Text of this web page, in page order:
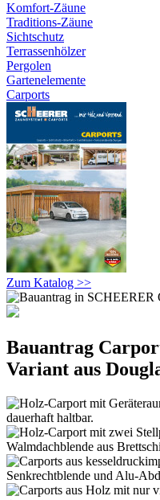
Komfort-Zäune
Traditions-Zäune
Sichtschutz
Terrassenhölzer
Pergolen
Gartenelemente
Carports
Zum Katalog >>
Bauantrag
Variant aus